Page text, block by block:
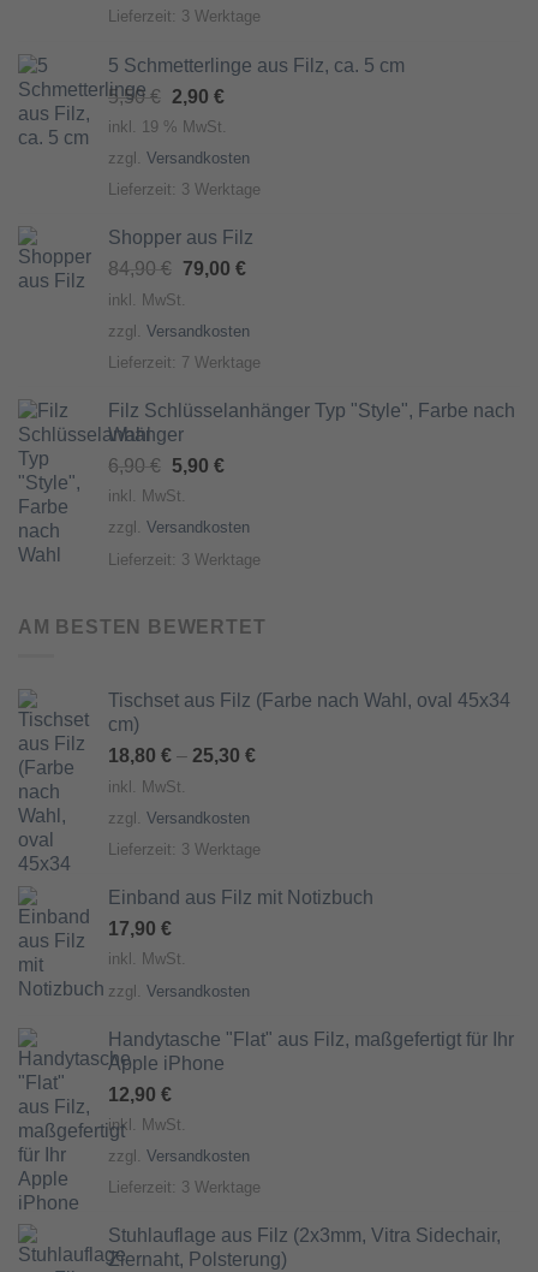
Lieferzeit: 3 Werktage
5 Schmetterlinge aus Filz, ca. 5 cm
5,50 €
Ursprünglicher
Preis
2,90 €Aktueller
inkl. 19 % MwSt.
zzgl. Versandkosten
Lieferzeit: 3 Werktage
Shopper aus Filz
84,90 €
Ursprünglicher
84,90 €
79,00 €Aktueller
79,00 €.
inkl. MwSt.
zzgl. Versandkosten
Lieferzeit: 7 Werktage
Filz Schlüsselanhänger Typ "Style", Farbe nach
Wahl
6,90 €
Ursprünglicher
Preis
5,90 €Aktueller
inkl. MwSt.
zzgl. Versandkosten
Lieferzeit: 3 Werktage
AM BESTEN BEWERTET
Tischset aus Filz (Farbe nach Wahl, oval 45x34
cm)
18,80 € – 25,30 €
inkl. MwSt.
zzgl. Versandkosten
Lieferzeit: 3 Werktage
Einband aus Filz mit Notizbuch
17,90 €
inkl. MwSt.
zzgl. Versandkosten
Handytasche "Flat" aus Filz, maßgefertigt für Ihr
Apple iPhone
12,90 €
inkl. MwSt.
zzgl. Versandkosten
Lieferzeit: 3 Werktage
Stuhlauflage aus Filz (2x3mm, Vitra Sidechair,
Ziernaht, Polsterung)